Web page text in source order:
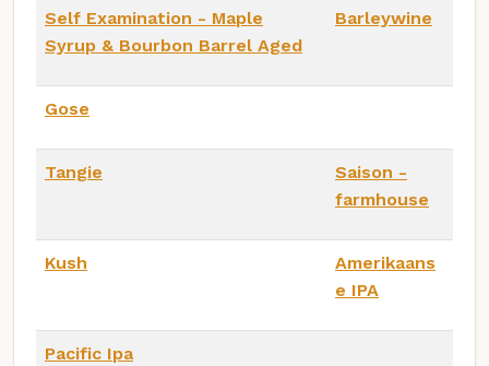
Self Examination - Maple
Syrup & Bourbon Barrel Aged
Barleywine
Gose
Tangie
Saison -
farmhouse
Kush
Amerikaans
e IPA
Pacific Ipa